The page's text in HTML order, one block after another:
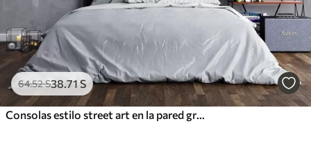
64.52S38.71 S